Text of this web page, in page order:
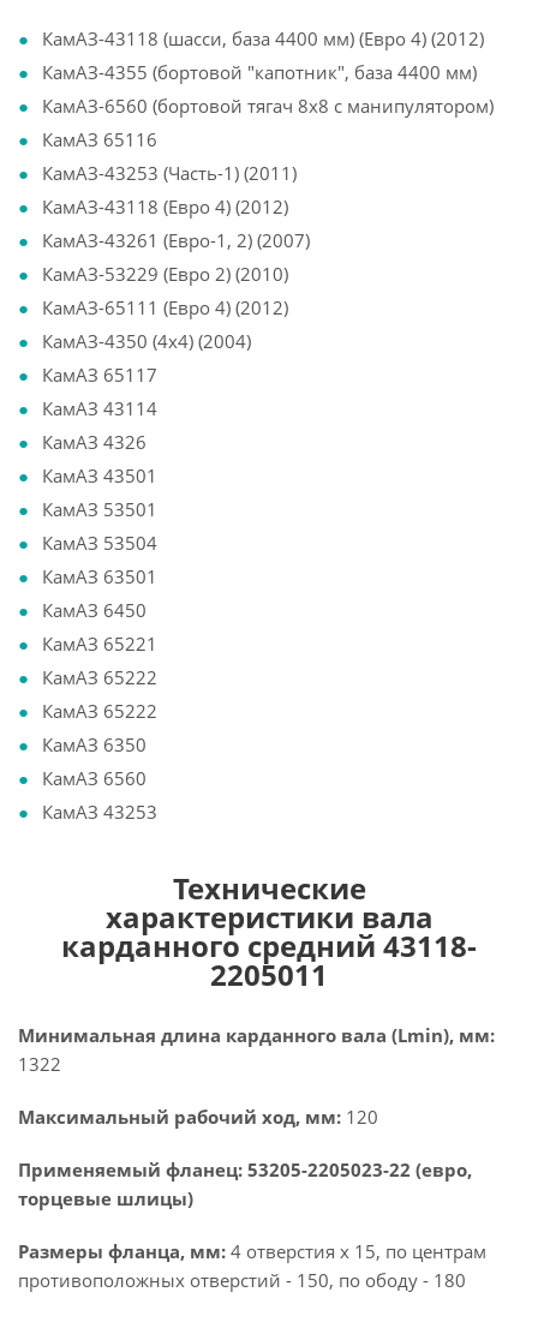
КамАЗ-43118 (шасси, база 4400 мм) (Евро 4) (2012)
КамАЗ-4355 (бортовой "капотник", база 4400 мм)
КамАЗ-6560 (бортовой тягач 8х8 с манипулятором)
КамАЗ 65116
КамАЗ-43253 (Часть-1) (2011)
КамАЗ-43118 (Евро 4) (2012)
КамАЗ-43261 (Евро-1, 2) (2007)
КамАЗ-53229 (Евро 2) (2010)
КамАЗ-65111 (Евро 4) (2012)
КамАЗ-4350 (4х4) (2004)
КамАЗ 65117
КамАЗ 43114
КамАЗ 4326
КамАЗ 43501
КамАЗ 53501
КамАЗ 53504
КамАЗ 63501
КамАЗ 6450
КамАЗ 65221
КамАЗ 65222
КамАЗ 65222
КамАЗ 6350
КамАЗ 6560
КамАЗ 43253
Технические
характеристики вала
карданного средний 43118-
2205011
Минимальная длина карданного вала (Lmin), мм:
1322
Максимальный рабочий ход, мм: 120
Применяемый фланец: 53205-2205023-22 (евро,
торцевые шлицы)
Размеры фланца, мм: 4 отверстия х 15, по центрам
противоположных отверстий - 150, по ободу - 180